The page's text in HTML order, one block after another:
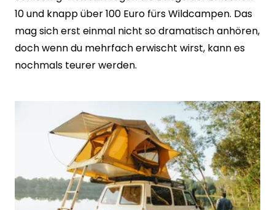
10 und knapp über 100 Euro fürs Wildcampen. Das
mag sich erst einmal nicht so dramatisch anhören,
doch wenn du mehrfach erwischt wirst, kann es
nochmals teurer werden.